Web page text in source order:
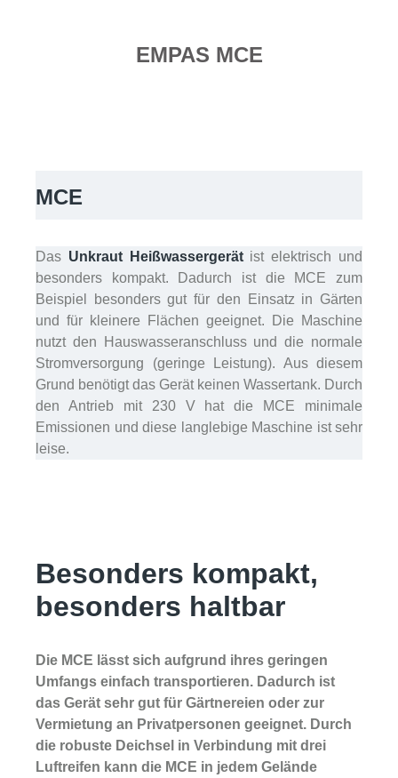
EMPAS MCE
MCE
Das Unkraut Heißwassergerätist elektrisch und
besonders kompakt. Dadurch ist die MCE zum
Beispiel besonders gut für den Einsatz in Gärten
und für kleinere Flächen geeignet. Die Maschine
nutzt den Hauswasseranschluss und die normale
Stromversorgung (geringe Leistung). Aus diesem
Grund benötigt das Gerät keinen Wassertank. Durch
den Antrieb mit 230 V hat die MCE minimale
Emissionen und diese langlebige Maschine ist sehr
leise.
Besonders kompakt,
besonders haltbar
Die MCE lässt sich aufgrund ihres geringen
Umfangs einfach transportieren. Dadurch ist
das Gerät sehr gut für Gärtnereien oder zur
Vermietung an Privatpersonen geeignet. Durch
die robuste Deichsel in Verbindung mit drei
Luftreifen kann die MCE in jedem Gelände